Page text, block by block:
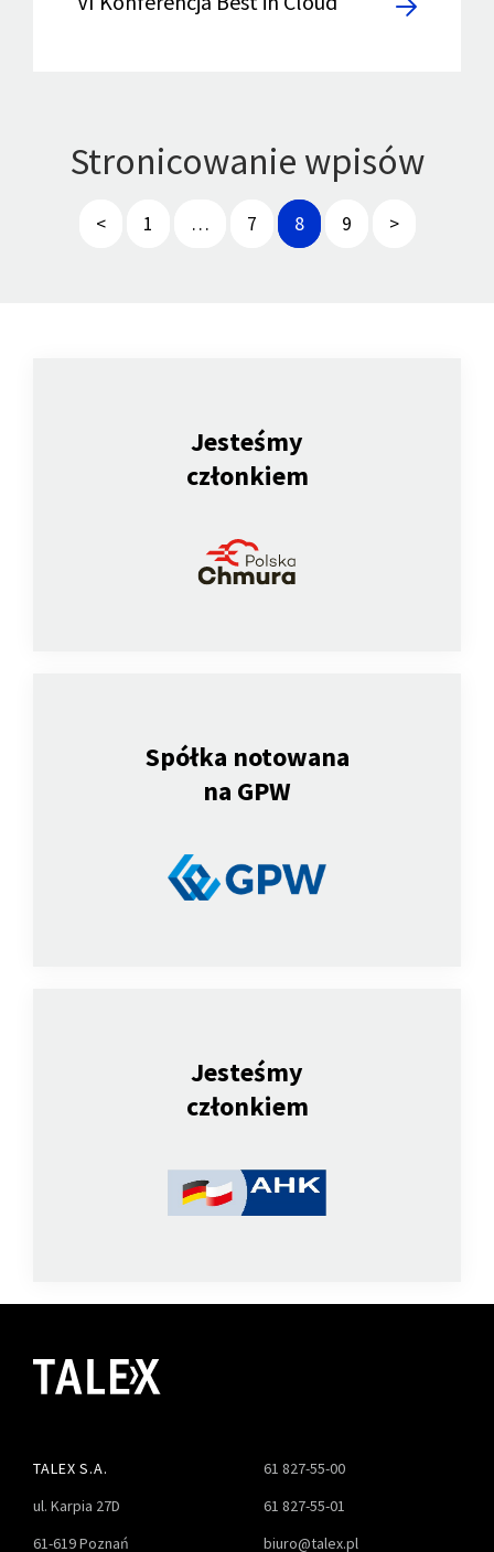
Stronicowanie wpisów
< 1 … 7 8 9 >
Jesteśmy
członkiem
Spółka notowana
na GPW
Jesteśmy
członkiem
TALEX S.A.
ul. Karpia 27D
61-619 Poznań
61 827-55-00
61 827-55-01
biuro@talex.pl